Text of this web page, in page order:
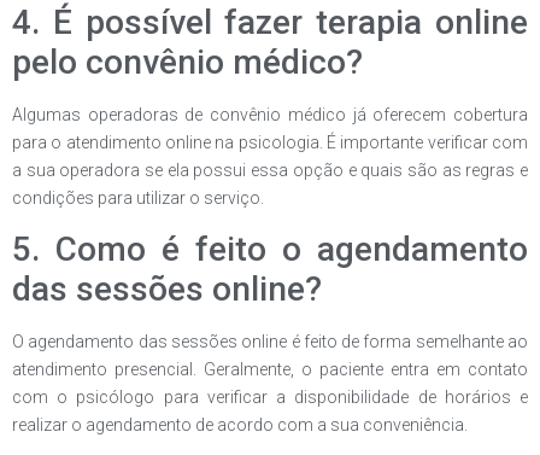
4. É possível fazer terapia online
pelo convênio médico?
Algumas operadoras de convênio médico já oferecem cobertura
para o atendimento online na psicologia. É importante verificar com
a sua operadora se ela possui essa opção e quais são as regras e
condições para utilizar o serviço.
5. Como é feito o agendamento
das sessões online?
O agendamento das sessões online é feito de forma semelhante ao
atendimento presencial. Geralmente, o paciente entra em contato
com o psicólogo para verificar a disponibilidade de horários e
realizar o agendamento de acordo com a sua conveniência.